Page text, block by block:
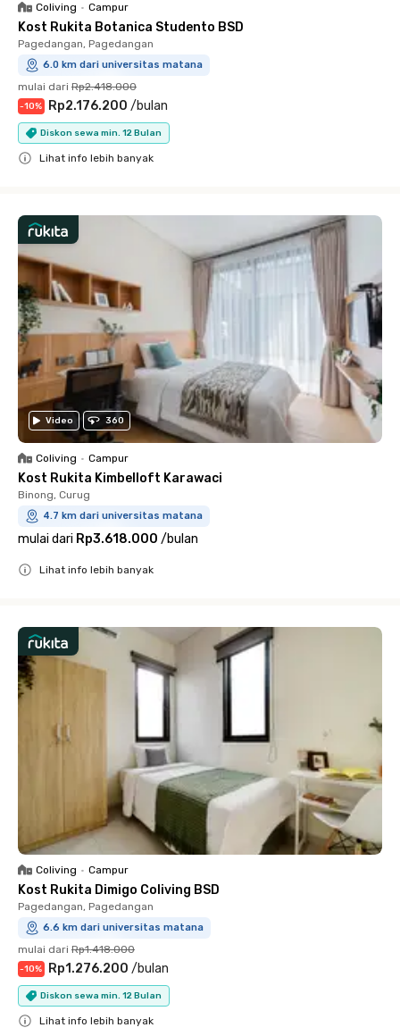
Coliving • Campur
Kost Rukita Botanica Studento BSD
Pagedangan, Pagedangan
6.0 km dari universitas matana
mulai dari Rp2.418.000
-10% Rp2.176.200 /bulan
Diskon sewa min. 12 Bulan
Lihat info lebih banyak
Video 360
Coliving • Campur
Kost Rukita Kimbelloft Karawaci
Binong, Curug
4.7 km dari universitas matana
mulai dari Rp3.618.000 /bulan
Lihat info lebih banyak
Coliving • Campur
Kost Rukita Dimigo Coliving BSD
Pagedangan, Pagedangan
6.6 km dari universitas matana
mulai dari Rp1.418.000
-10% Rp1.276.200 /bulan
Diskon sewa min. 12 Bulan
Lihat info lebih banyak